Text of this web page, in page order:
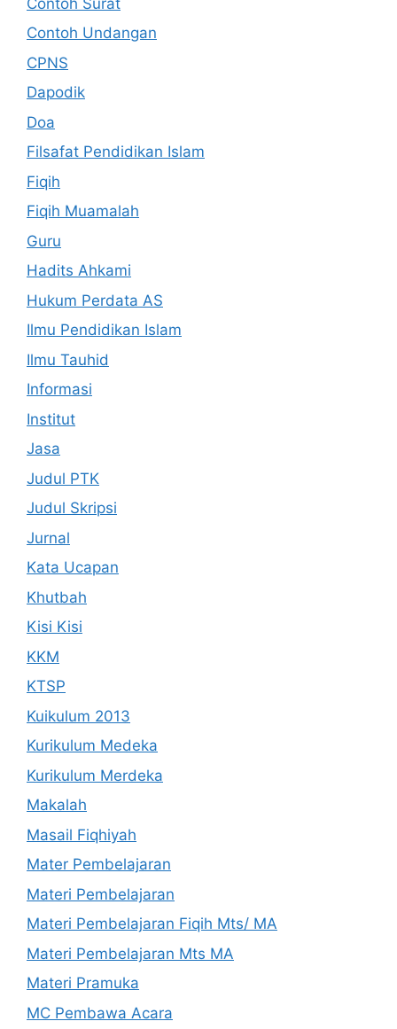
Contoh Undangan
CPNS
Dapodik
Doa
Filsafat Pendidikan Islam
Fiqih
Fiqih Muamalah
Guru
Hadits Ahkami
Hukum Perdata AS
Ilmu Pendidikan Islam
Ilmu Tauhid
Informasi
Institut
Jasa
Judul PTK
Judul Skripsi
Jurnal
Kata Ucapan
Khutbah
Kisi Kisi
KKM
KTSP
Kuikulum 2013
Kurikulum Medeka
Kurikulum Merdeka
Makalah
Masail Fiqhiyah
Mater Pembelajaran
Materi Pembelajaran
Materi Pembelajaran Fiqih Mts/ MA
Materi Pembelajaran Mts MA
Materi Pramuka
MC Pembawa Acara